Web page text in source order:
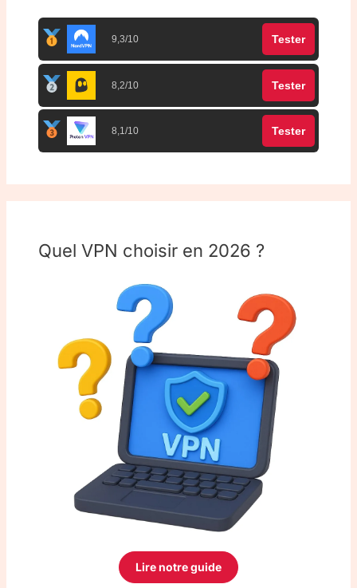
9,3/10 Tester
8,2/10 Tester
8,1/10 Tester
Quel VPN choisir en 2026 ?
Lire notre guide